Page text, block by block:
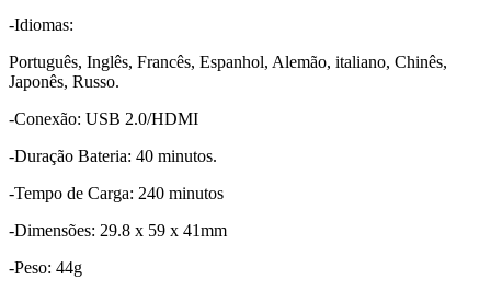
-Idiomas:
Português, Inglês, Francês, Espanhol, Alemão, italiano, Chinês,
Japonês, Russo.
-Conexão: USB 2.0/HDMI
-Duração Bateria: 40 minutos.
-Tempo de Carga: 240 minutos
-Dimensões: 29.8 x 59 x 41mm
-Peso: 44g